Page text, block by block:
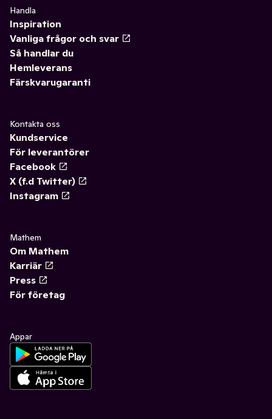
Handla
Inspiration
Vanliga frågor och svar
Så handlar du
Hemleverans
Färskvarugaranti
Kontakta oss
Kundservice
För leverantörer
Facebook
X (f.d Twitter)
Instagram
Mathem
Om Mathem
Karriär
Press
För företag
Appar